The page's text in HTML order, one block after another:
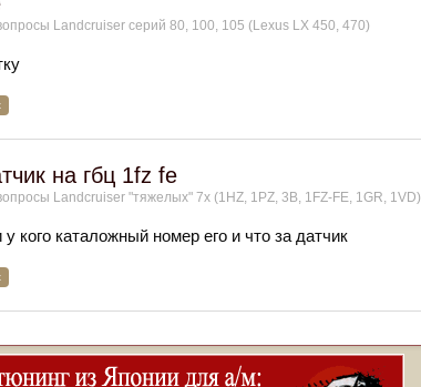
Landcruiser серий 80, 100, 105 (Lexus LX 450, 470)
на гбц 1fz fe
Landcruiser "тяжелых" 7x (1HZ, 1PZ, 3B, 1FZ-FE, 1GR, 1VD)
кого каталожный номер его и что за датчик